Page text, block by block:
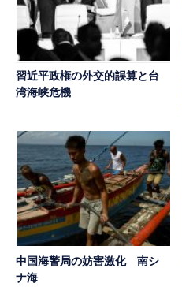
習近平政権の外交的誤算と台
湾海峡危機
中国海警局の妨害激化 南シ
ナ海